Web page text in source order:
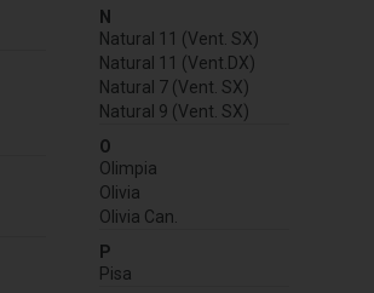
N
Natural 11 (Vent. SX)
Natural 11 (Vent.DX)
Natural 7 (Vent. SX)
Natural 9 (Vent. SX)
O
Olimpia
Olivia
Olivia Can.
P
Pisa